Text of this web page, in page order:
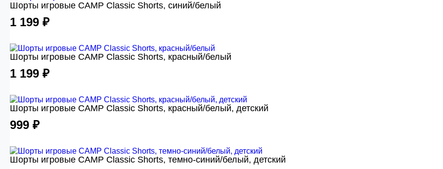
Шорты игровые CAMP Classic Shorts, синий/белый
1 199 ₽
Шорты игровые CAMP Classic Shorts, красный/белый
1 199 ₽
Шорты игровые CAMP Classic Shorts, красный/белый, детский
999 ₽
Шорты игровые CAMP Classic Shorts, темно-синий/белый, детский